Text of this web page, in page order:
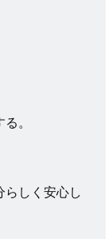
。
らしく安心し